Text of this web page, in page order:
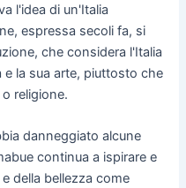
l'idea di un'Italia
espressa secoli fa, si
che considera l'Italia
e la sua arte, piuttosto che
religione.
danneggiato alcune
continua a ispirare e
della bellezza come